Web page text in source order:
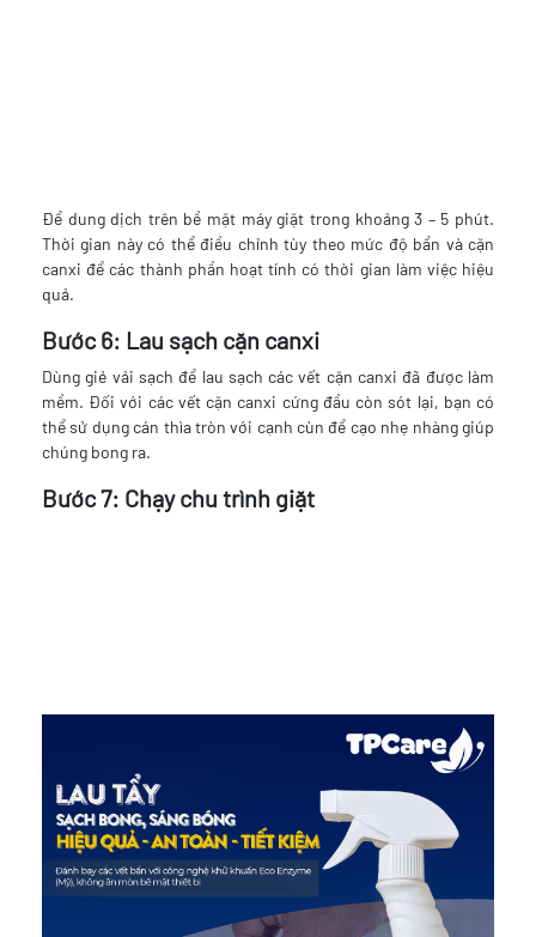
Để dung dịch trên bề mặt máy giặt trong khoảng 3 – 5 phút.
Thời gian này có thể điều chỉnh tùy theo mức độ bẩn và cặn
canxi để các thành phần hoạt tính có thời gian làm việc hiệu
quả.
Bước 6: Lau sạch cặn canxi
Dùng giẻ vải sạch để lau sạch các vết cặn canxi đã được làm
mềm. Đối với các vết cặn canxi cứng đầu còn sót lại, bạn có
thể sử dụng cán thìa tròn với cạnh cùn để cạo nhẹ nhàng giúp
chúng bong ra.
Bước 7: Chạy chu trình giặt